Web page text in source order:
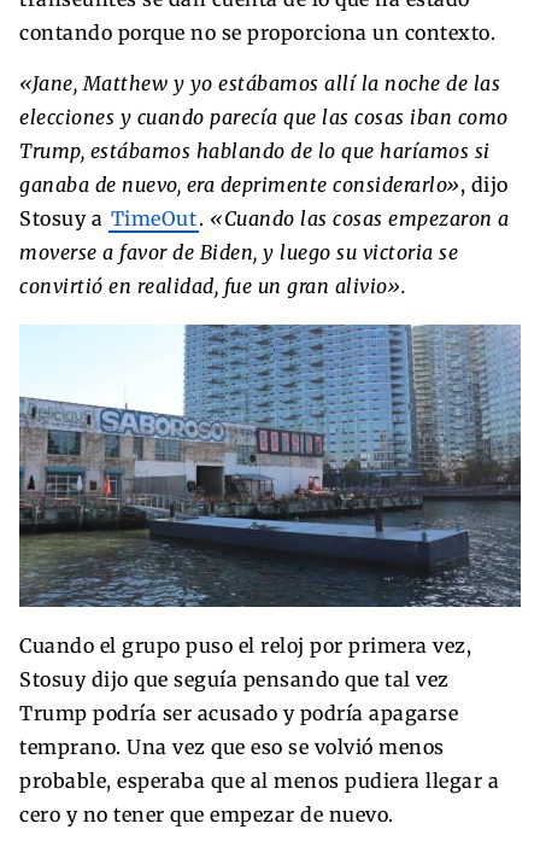
contando porque no se proporciona un contexto.
«Jane, Matthew y yo estábamos allí la noche de las
elecciones y cuando parecía que las cosas iban como
Trump, estábamos hablando de lo que haríamos si
ganaba de nuevo, era deprimente considerarlo», dijo
Stosuy a TimeOut. «Cuando las cosas empezaron a
moverse a favor de Biden, y luego su victoria se
convirtió en realidad, fue un gran alivio».
Cuando el grupo puso el reloj por primera vez,
Stosuy dijo que seguía pensando que tal vez
Trump podría ser acusado y podría apagarse
temprano. Una vez que eso se volvió menos
probable, esperaba que al menos pudiera llegar a
cero y no tener que empezar de nuevo.